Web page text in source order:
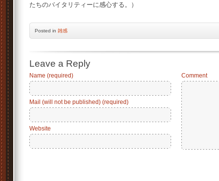
たちのバイタリティーに感心する。）
Posted in 雑感
Leave a Reply
Name (required)
Mail (will not be published) (required)
Website
Comment